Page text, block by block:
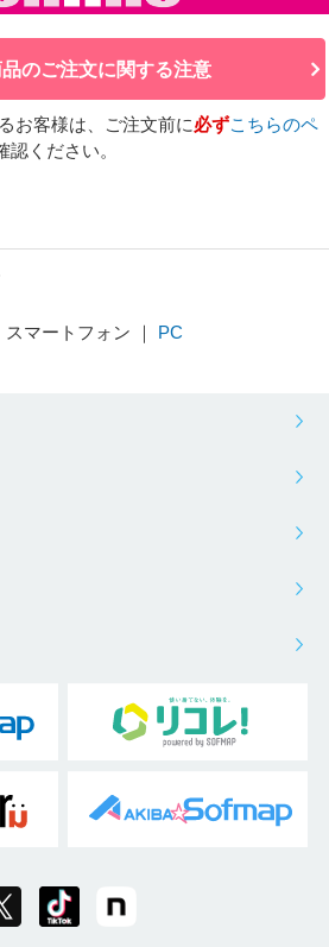
のご注文に関する注意
お客様は、ご注文前に必ずこちらのペ
ください。
マートフォン ｜ PC